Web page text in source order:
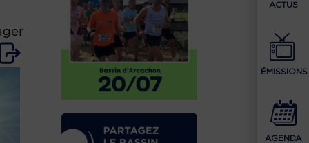
ACTUS
ÉMISSIONS
AGENDA